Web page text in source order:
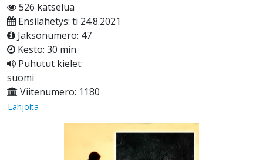
526 katselua
Ensilähetys: ti 24.8.2021
Jaksonumero: 47
Kesto: 30 min
Puhutut kielet:
suomi
Viitenumero: 1180
Lahjoita